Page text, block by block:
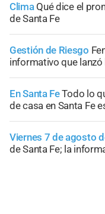
Clima Qué dice el
de Santa Fe
Gestión de Riesgo
informativo que lanzó
En Santa FeTodo lo
de casa en Santa Fe
Viernes 7 de agosto
de Santa Fe; la